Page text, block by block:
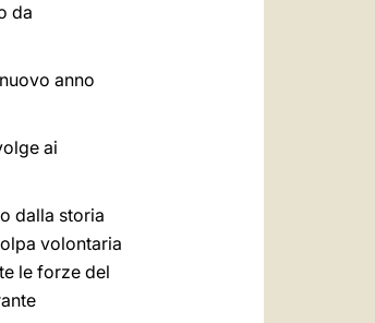
da
anno
ai
dalla storia
volontaria
le forze del